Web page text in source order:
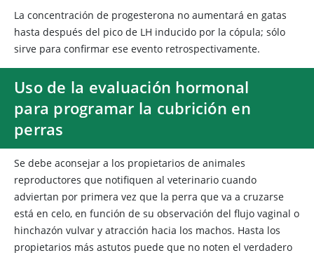
La concentración de progesterona no aumentará en gatas
hasta después del pico de LH inducido por la cópula; sólo
sirve para confirmar ese evento retrospectivamente.
Uso de la evaluación hormonal
para programar la cubrición en
perras
Se debe aconsejar a los propietarios de animales
reproductores que notifiquen al veterinario cuando
adviertan por primera vez que la perra que va a cruzarse
está en celo, en función de su observación del flujo vaginal o
hinchazón vulvar y atracción hacia los machos. Hasta los
propietarios más astutos puede que no noten el verdadero